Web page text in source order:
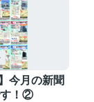
今月の新聞
す！②